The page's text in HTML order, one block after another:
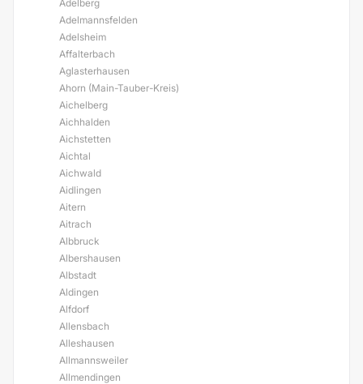
Adelberg
Adelmannsfelden
Adelsheim
Affalterbach
Aglasterhausen
Ahorn (Main-Tauber-Kreis)
Aichelberg
Aichhalden
Aichstetten
Aichtal
Aichwald
Aidlingen
Aitern
Aitrach
Albbruck
Albershausen
Albstadt
Aldingen
Alfdorf
Allensbach
Alleshausen
Allmannsweiler
Allmendingen